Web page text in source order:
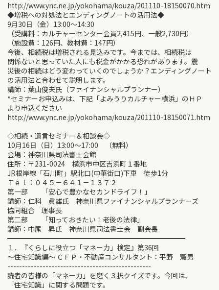
http://www.ync.ne.jp/yokohama/kouza/201110-18150070.htm
◆増税への対処法とエンディングノートの活用法◆
9月30日（金）13:00～14:30
（受講料：カルチャーセンター会員2,415円、一般2,730円）
（施設費：126円、教材費：147円）
今後、相続税は増税される見込みです。今までは、相続税は
関係ないと思っていた人にも税金がかかる恐れがあります。震
災後の相続はどう変わっていくのでしょうか？エンディングノート
の活用法と合わせて説明します。
講師：葉山俊夫氏（ファイナンシャルプランナー）
*セミナーお申込みは、下記「よみうりカルチャー横浜」のＨＰ
より申込ください
http://www.ync.ne.jp/yokohama/kouza/201110-18150071.htm
◇相続・遺言セミナー＆相談会◇
10月16日（日）13:00～17:00 （無料）
会場：神奈川県司法書士会館
住所：〒231-0024 横浜市中区吉浜町１番地
JR根岸線「石川町」駅北口(中華街口)下車 徒歩1分
Ｔｅｌ：０４５－６４１－１３７２
第一部 「安心で豊かなセカンドライフ！」
講師：仁科 眞雄氏 神奈川県ファイナンシャルプランナーズ
協同組合 理事長
第二部 「知っておきたい！老後の法律」
講師：中尾 昇氏 神奈川県司法書士会 副会長
━━━━━━━━━━━━━━━━━━━━━━━━━━
１．『くらしに役立つ「マネー力」検定』第36回
～住宅知識編～ ＣＦＰ・不動産コンサルタント：平野 憲男
-------------------------------------------------
読者の皆様の「マネー力」を磨く３択クイズです。今回は、
「住宅知識」に関する問題です。